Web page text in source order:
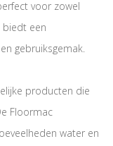
voor zowel
biedt een
gebruiksgemak.
producten die
Floormac
water en